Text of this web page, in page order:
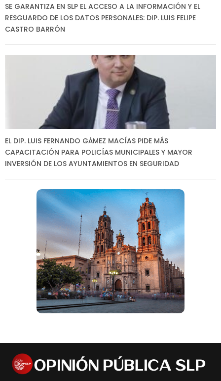
SE GARANTIZA EN SLP EL ACCESO A LA INFORMACIÓN Y EL
RESGUARDO DE LOS DATOS PERSONALES: DIP. LUIS FELIPE
CASTRO BARRÓN
EL DIP. LUIS FERNANDO GÁMEZ MACÍAS PIDE MÁS
CAPACITACIÓN PARA POLICÍAS MUNICIPALES Y MAYOR
INVERSIÓN DE LOS AYUNTAMIENTOS EN SEGURIDAD